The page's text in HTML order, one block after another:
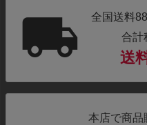
全国送料
合計
送
本店で商品